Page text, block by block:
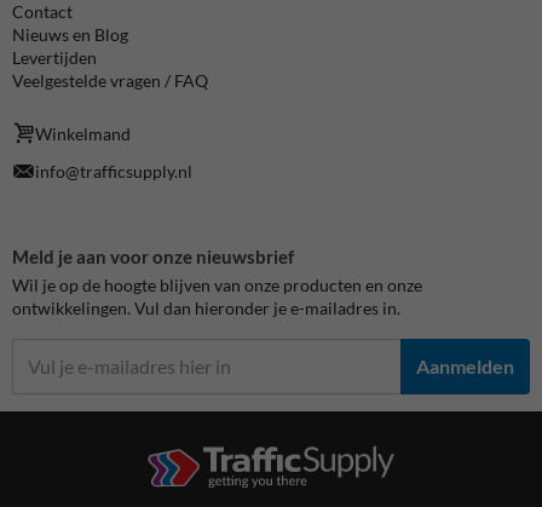
Contact
Nieuws en Blog
Levertijden
Veelgestelde vragen / FAQ
Winkelmand
info@trafficsupply.nl
Meld je aan voor onze nieuwsbrief
Wil je op de hoogte blijven van onze producten en onze
ontwikkelingen. Vul dan hieronder je e-mailadres in.
Aanmelden